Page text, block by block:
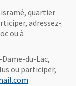
d'Angers)
quartier
adressez-
ou à
du-Lac,
ou participer,